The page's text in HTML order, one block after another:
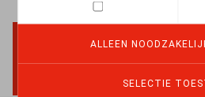
ALLEEN
SELECTIE
BACK TO TOP